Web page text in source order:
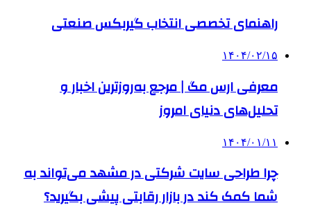
راهنمای تخصصی انتخاب گیربکس صنعتی
۱۴۰۴/۰۲/۱۵
معرفی ارس مگ | مرجع به‌روزترین اخبار و
تحلیل‌های دنیای امروز
۱۴۰۴/۰۱/۱۱
چرا طراحی سایت شرکتی در مشهد می‌تواند به
شما کمک کند در بازار رقابتی پیشی بگیرید؟